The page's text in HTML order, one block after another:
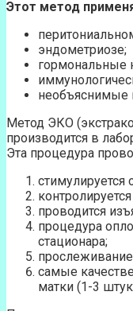
Этот метод
эндометриозе;
гормональные
необъяснимые
Метод ЭКО
производится в
Эта процедура
стимулируется
проводится
процедура
стационара;
самые
матки (1-3